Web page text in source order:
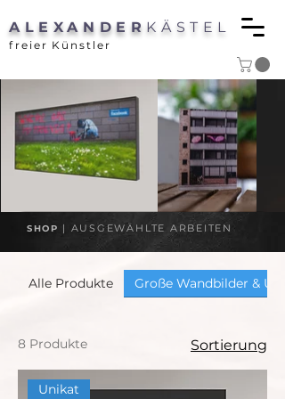
ALEXANDER KÄSTEL
freier Künstler
SHOP | AUSGEWÄHLTE ARBEITEN
Alle Produkte Große Wandbilder &
8 Produkte Sortierung
Unikat